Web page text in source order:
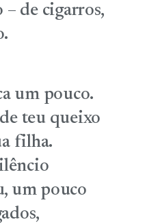
– de cigarros,
um pouco.
teu queixo
filha.
um pouco